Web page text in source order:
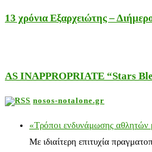
13 χρόνια Εξαρχειώτης –
AS INAPPROPRIATE “Stars
nosos-notalone.gr
«Τρόποι ενδυνάμωσης αθλητών
Με ιδιαίτερη επιτυχία